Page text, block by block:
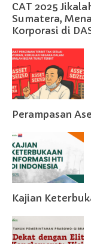
CAT 2025
Sumatera,
Korporasi di
Perampasan
Kajian